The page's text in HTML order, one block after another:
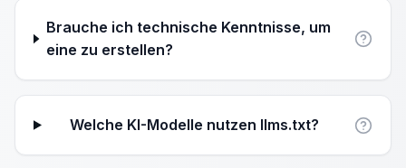
Brauche ich technische Kenntnisse, um
eine zu erstellen?
Welche KI-Modelle nutzen llms.txt?